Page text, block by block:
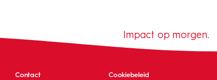
Contact Cookiebeleid
Impact op morgen.